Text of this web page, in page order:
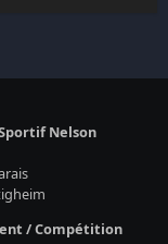
Nelson
/ Compétition